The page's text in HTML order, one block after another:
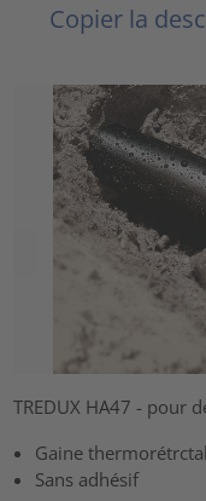
Copier la
TREDUX HA47 - pour
Gaine
Sans adhésif